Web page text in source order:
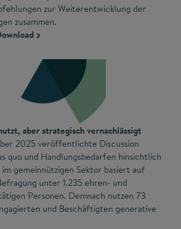
zur Weiterentwicklung der
zusammen.
aber strategisch vernachlässigt
2025 veröffentlichte Discussion
quo und Handlungsbedarfen hinsichtlich
gemeinnützigen Sektor basiert auf
unter 1.235 ehren- und
Personen. Demnach nutzen 73
und Beschäftigten generative